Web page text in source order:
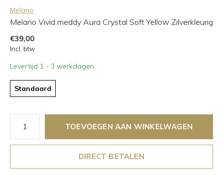
Melano
Melano Vivid meddy Aura Crystal Soft Yellow Zilverkleurig
€39,00
Incl. btw
Levertijd 1 - 3 werkdagen
Standaard
TOEVOEGEN AAN WINKELWAGEN
DIRECT BETALEN